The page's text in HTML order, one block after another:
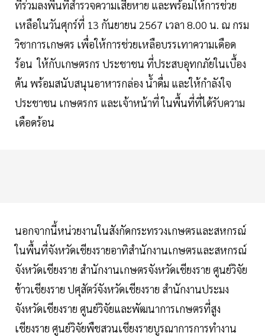
ที่ร่วมลงพื้นที่สำรวจความเสียหาย และพร้อมให้การช่วย
เหลือในวันศุกร์ที่ 13 กันยายน 2567 เวลา 8.00 น. ณ กรม
วิชาการเกษตร เพื่อให้การช่วยเหลือบรรเทาความเดือด
ร้อน ให้กับเกษตรกร ประชาชน ที่ประสบอุทกภัยในเบื้อง
ต้น พร้อมสนับสนุนอาหารกล่อง น้ำดื่ม และให้กำลังใจ
ประชาชน เกษตรกร และเจ้าหน้าที่ ในพื้นที่ที่ได้รับความ
เดือดร้อน
นอกจากนี้หน่วยงานในสังกัดกระทรวงเกษตรและสหกรณ์
ในพื้นที่จังหวัดเชียงรายอาทิสำนักงานเกษตรและสหกรณ์
จังหวัดเชียงราย สำนักงานเกษตรจังหวัดเชียงราย ศูนย์วิจัย
ข้าวเชียงราย ปศุสัตว์จังหวัดเชียงราย สำนักงานประมง
จังหวัดเชียงราย ศูนย์วิจัยและพัฒนาการเกษตรที่สูง
เชียงราย ศูนย์วิจัยพืชสวนเชียงรายบูรณาการการทำงาน